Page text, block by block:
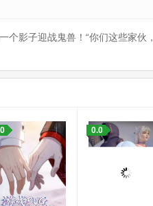
影子迎战鬼兽！“你们这些家伙，
0.0